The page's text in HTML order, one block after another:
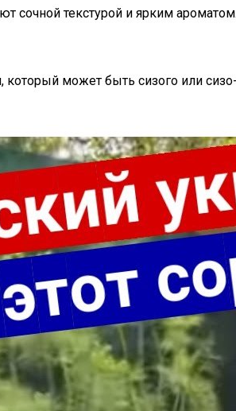
сочной текстурой и ярким
может быть сизого или сизо-